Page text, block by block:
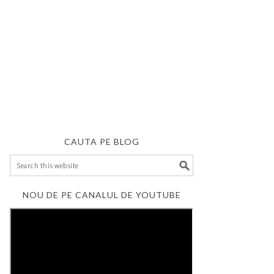
CAUTA PE BLOG
NOU DE PE CANALUL DE YOUTUBE